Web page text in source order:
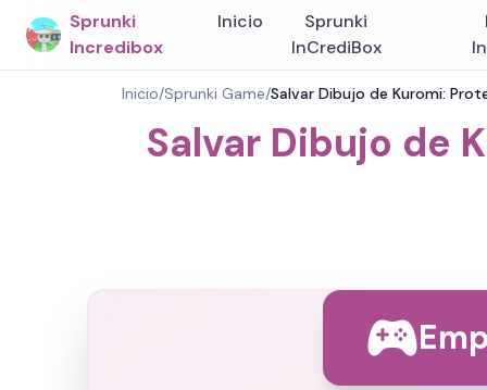
Sprunki
Incredibox
Inicio
Sprunki
InCrediBox
Inicio/Sprunki Game/Salvar Dibujo de Kuromi:
Salvar Dibujo de